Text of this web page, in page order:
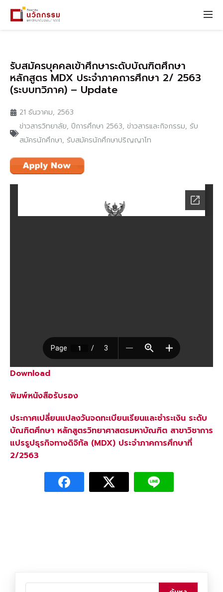
รับสมัครบุคคลเข้าศึกษาระดับบัณฑิตศึกษา
หลักสูตร MDX ประจำภาคการศึกษา 2/ 2563
(ระบบทวิภาค) – Update
21 ธันวาคม, 2563
ข่าวสารวิทยาลัย, ปีการศึกษา 2563, ข่าวสารและกิจกรรม, รับ
สมัครนักศึกษา, รับสมัครนักศึกษาปริญญาโท
Download
พิมพ์หนังสือรับรอง
ประกาศเปลี่ยนแปลงวันจดทะเบียนเรียนและชำระเงิน ระดับ
บัณฑิตศึกษา หลักสูตรวิทยาศาสตรมหาบัณฑิต สาขาวิชาการ
แปรรูปธุรกิจทางดิจิทัล (MDX) ประจำภาคการศึกษาที่
2/2563